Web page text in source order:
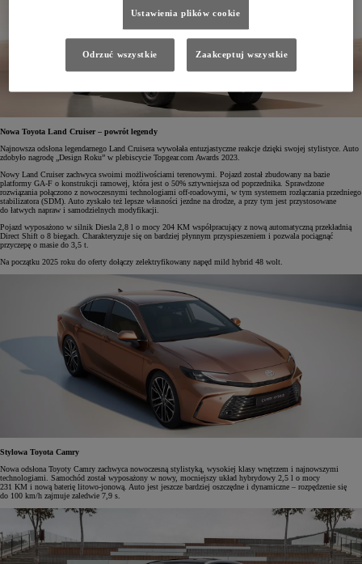
Nowa Toyota Land Cruiser – powrót legendy
Najnowsza odsłona legendarnego Land Cruisera wywołała entuzjastyczne reakcje dzięki swojej stylistyce. Auto
zdobyło nagrodę „Design Roku” w plebiscycie Topgear.com Awards 2023.
Nowy Land Cruiser zachwyca swoimi możliwościami terenowymi. Pojazd został zbudowany na bazie
platformy GA-F o konstrukcji ramowej, która jest o 50% sztywniejsza od poprzednika. Sprawdzone
rozwiązania połączono z nowoczesnymi technologiami off-roadowymi, w tym systemem rozłączania przedniego
stabilizatora (SDM). Auto zyskało też lepsze własności jezdne na drodze, a przy tym jest przystosowane
do łatwych napraw i samodzielnych modyfikacji.
Pojazd wyposażono w silnik Diesla 2,8 l o mocy 204 KM współpracujący z nową automatyczną przekładnią
Direct Shift o 8 biegach. Charakteryzuje się on bardziej płynnym przyspieszeniem i pozwala pociągnąć
przyczepę o masie do 3,5 t.
Na początku 2025 roku do oferty dołączy zelektryfikowany napęd mild hybrid 48 wolt.
Stylowa Toyota Camry
Nowa odsłona Toyoty Camry zachwyca nowoczesną stylistyką, wysokiej klasy wnętrzem i najnowszymi
technologiami. Samochód został wyposażony w nowy, mocniejszy układ hybrydowy 2,5 l o mocy
231 KM i nową baterię litowo-jonową. Auto jest jeszcze bardziej oszczędne i dynamiczne – rozpędzenie się
do 100 km/h zajmuje zaledwie 7,9 s.
Ustawienia plików cookie
Odrzuć wszystkie Zaakceptuj wszystkie